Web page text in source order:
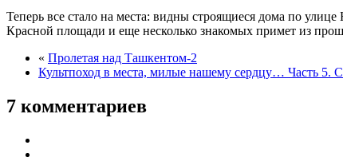
Теперь все стало на места: видны строящиеся дома по
Красной площади и еще несколько знакомых примет из
« Пролетая над Ташкентом-2
Культпоход в места, милые нашему сердцу… Часть 5.
7 комментариев